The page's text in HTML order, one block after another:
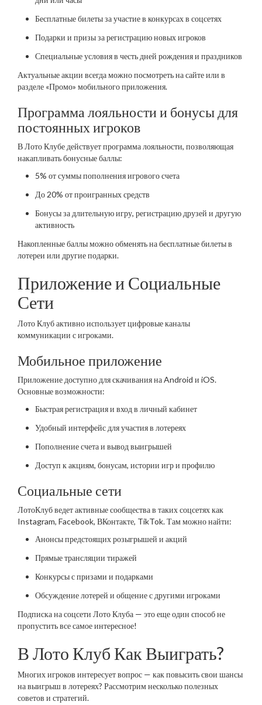
Бесплатные билеты за участие в конкурсах в соцсетях
Подарки и призы за регистрацию новых игроков
Специальные условия в честь дней рождения и праздников
Актуальные акции всегда можно посмотреть на сайте или в
разделе «Промо» мобильного приложения.
Программа лояльности и бонусы для
постоянных игроков
В Лото Клубе действует программа лояльности, позволяющая
накапливать бонусные баллы:
5% от суммы пополнения игрового счета
До 20% от проигранных средств
Бонусы за длительную игру, регистрацию друзей и другую
активность
Накопленные баллы можно обменять на бесплатные билеты в
лотереи или другие подарки.
Приложение и Социальные
Сети
Лото Клуб активно использует цифровые каналы
коммуникации с игроками.
Мобильное приложение
Приложение доступно для скачивания на Android и iOS.
Основные возможности:
Быстрая регистрация и вход в личный кабинет
Удобный интерфейс для участия в лотереях
Пополнение счета и вывод выигрышей
Доступ к акциям, бонусам, истории игр и профилю
Социальные сети
ЛотоКлуб ведет активные сообщества в таких соцсетях как
Instagram, Facebook, ВКонтакте, TikTok. Там можно найти:
Анонсы предстоящих розыгрышей и акций
Прямые трансляции тиражей
Конкурсы с призами и подарками
Обсуждение лотерей и общение с другими игроками
Подписка на соцсети Лото Клуба — это еще один способ не
пропустить все самое интересное!
В Лото Клуб Как Выиграть?
Многих игроков интересует вопрос — как повысить свои шансы
на выигрыш в лотереях? Рассмотрим несколько полезных
советов и стратегий.